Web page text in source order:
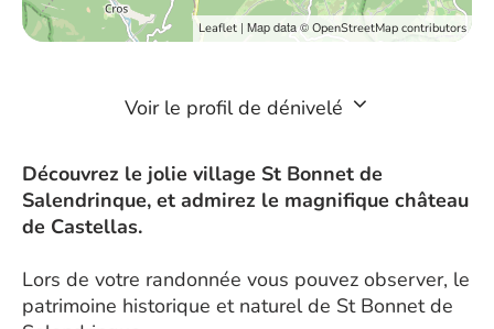
Leaflet | Map data © OpenStreetMap contributors
Voir le profil de dénivelé
Découvrez le jolie village St Bonnet de
Salendrinque, et admirez le magnifique château
de Castellas.
Lors de votre randonnée vous pouvez observer, le
patrimoine historique et naturel de St Bonnet de